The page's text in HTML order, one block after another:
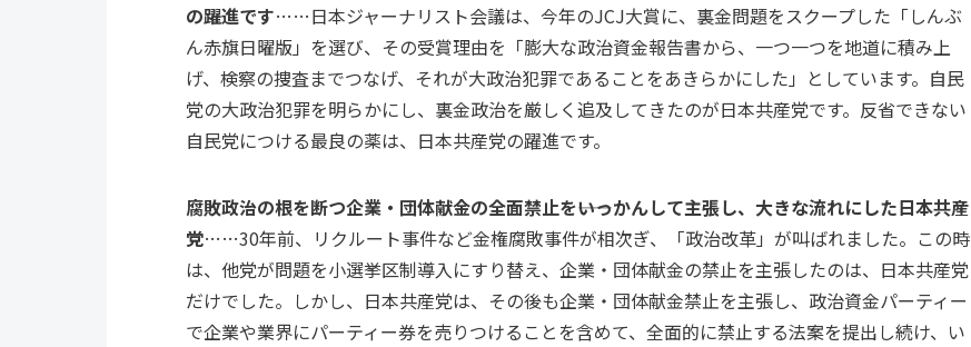
の躍進です……日本ジャーナリスト会議は、今年のJCJ大賞に、裏金問題をスクープした「しんぶ
ん赤旗日曜版」を選び、その受賞理由を「膨大な政治資金報告書から、一つ一つを地道に積み上
げ、検察の捜査までつなげ、それが大政治犯罪であることをあきらかにした」としています。自民
党の大政治犯罪を明らかにし、裏金政治を厳しく追及してきたのが日本共産党です。反省できない
自民党につける最良の薬は、日本共産党の躍進です。
腐敗政治の根を断つ企業・団体献金の全面禁止を――いっかんして主張し、大きな流れにした日本共産
党……30年前、リクルート事件など金権腐敗事件が相次ぎ、「政治改革」が叫ばれました。この時
は、他党が問題を小選挙区制導入にすり替え、企業・団体献金の禁止を主張したのは、日本共産党
だけでした。しかし、日本共産党は、その後も企業・団体献金禁止を主張し、政治資金パーティー
で企業や業界にパーティー券を売りつけることを含めて、全面的に禁止する法案を提出し続け、い